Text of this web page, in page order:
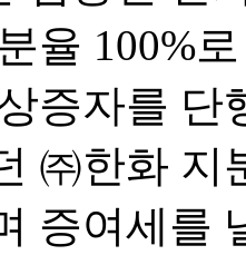
율 100%
증자를 단
㈜한화 지
증여세를